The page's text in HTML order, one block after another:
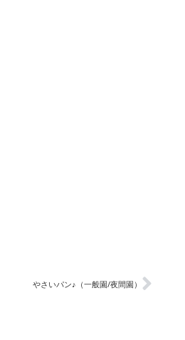
やさいパン♪（一般園/夜間園）